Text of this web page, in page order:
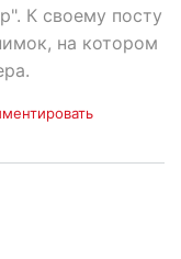
К своему посту
на котором